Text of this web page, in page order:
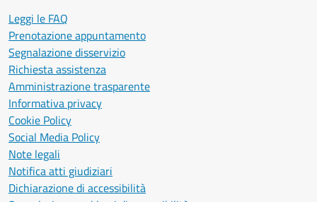
Leggi le FAQ
Prenotazione appuntamento
Segnalazione disservizio
Richiesta assistenza
Amministrazione trasparente
Informativa privacy
Cookie Policy
Social Media Policy
Note legali
Notifica atti giudiziari
Dichiarazione di accessibilità